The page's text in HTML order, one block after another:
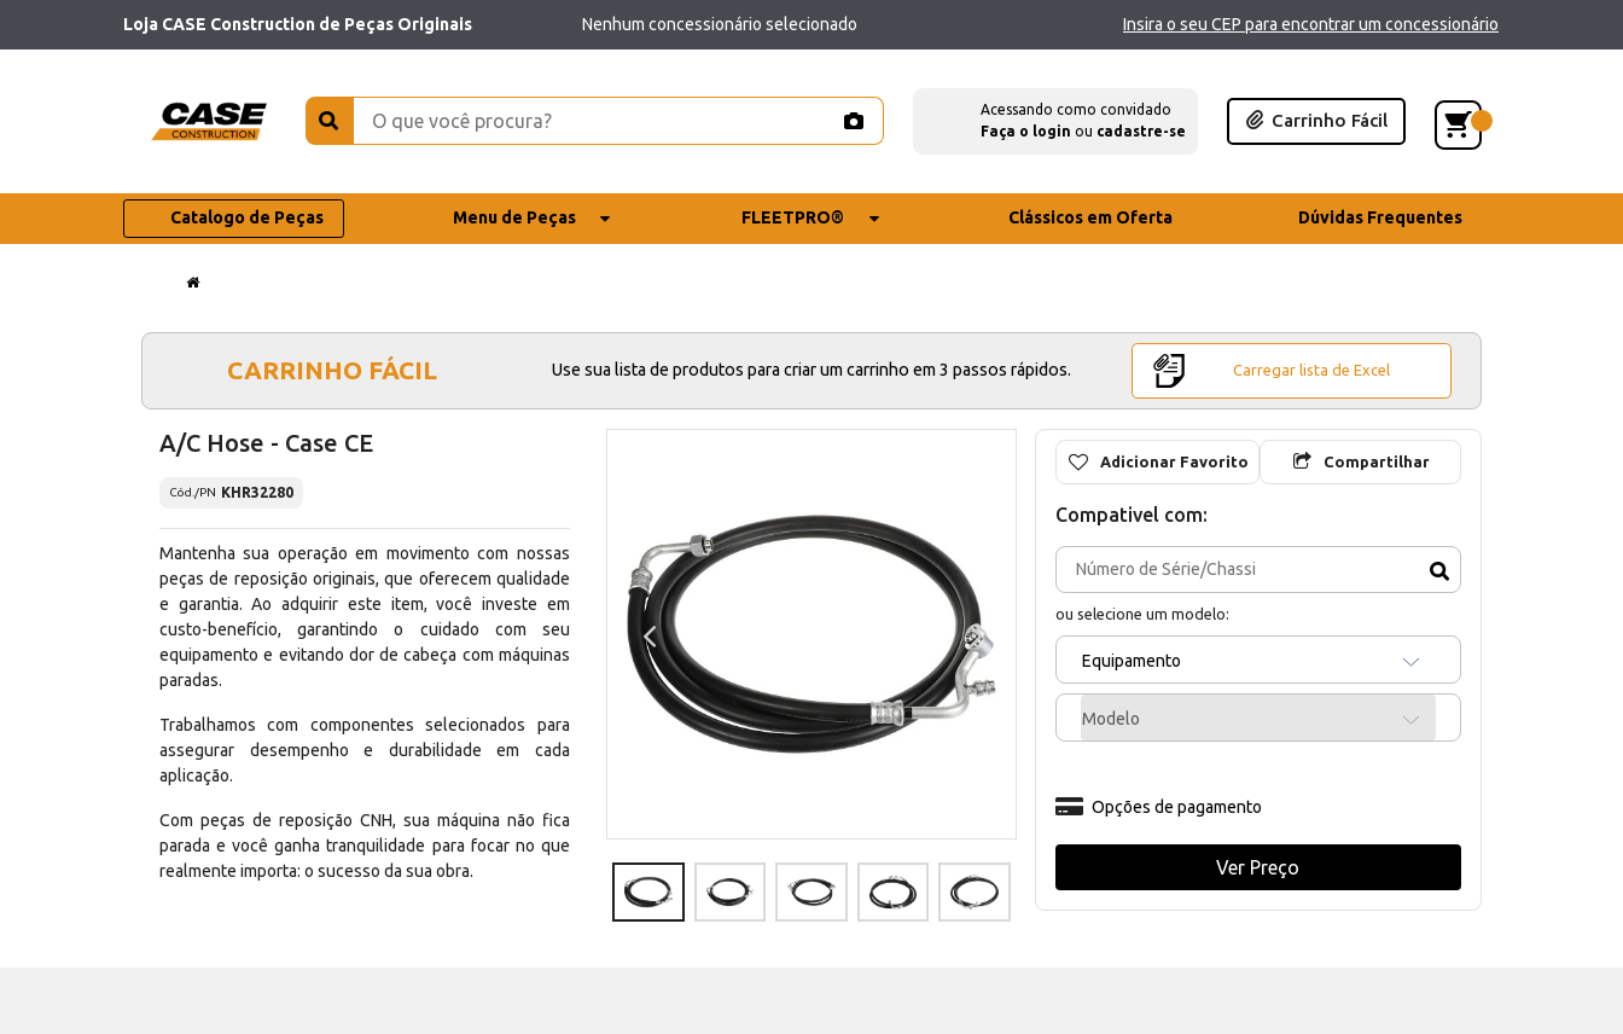
Loja CASE Construction de Peças Originais Nenhum concessionário selecionado Insira o seu CEP para encontrar um concessionário
Acessando como convidado
Faça o login ou cadastre-se
Carrinho Fácil
Catalogo de Peças Menu de Peças FLEETPRO® Clássicos em Oferta Dúvidas Frequentes
CARRINHO FÁCIL Use sua lista de produtos para criar um carrinho em 3 passos rápidos. Carregar lista de Excel
A/C Hose - Case CE
Cód./PN KHR32280
Mantenha sua operação em movimento com nossas
peças de reposição originais, que oferecem qualidade
e garantia. Ao adquirir este item, você investe em
custo-benefício, garantindo o cuidado com seu
equipamento e evitando dor de cabeça com máquinas
paradas.
Trabalhamos com componentes selecionados para
assegurar desempenho e durabilidade em cada
aplicação.
Com peças de reposição CNH, sua máquina não fica
parada e você ganha tranquilidade para focar no que
realmente importa: o sucesso da sua obra.
Adicionar Favorito Compartilhar
Compativel com:
ou selecione um modelo:
Equipamento
Modelo
Opções de pagamento
Ver Preço